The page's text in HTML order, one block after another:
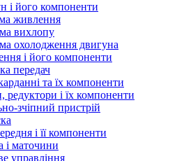
і його компоненти
живлення
вихлопу
охолодження двигуна
і його компоненти
передач
та їх компоненти
редуктори і їх компоненти
зчіпний пристрій
і її компоненти
і маточини
управління